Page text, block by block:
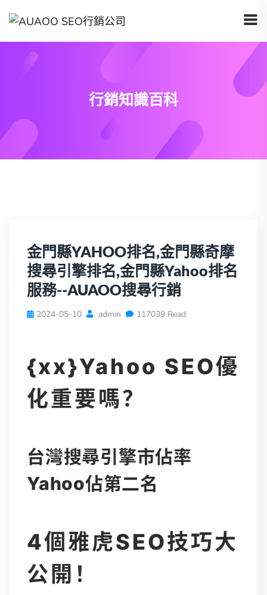
行銷知識百科
金門縣YAHOO排名,金門縣奇摩
搜尋引擎排名,金門縣Yahoo排名
服務--AUAOO搜尋行銷
2024-05-10 admin 117039 Read
{xx}Yahoo SEO優
化重要嗎？
台灣搜尋引擎市佔率
Yahoo佔第二名
4個雅虎SEO技巧大
公開！